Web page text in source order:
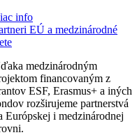
info
EÚ a medzinárodné
medzinárodným
financovaným z
ESF, Erasmus+ a iných
rozširujeme partnerstvá
Európskej i medzinárodnej